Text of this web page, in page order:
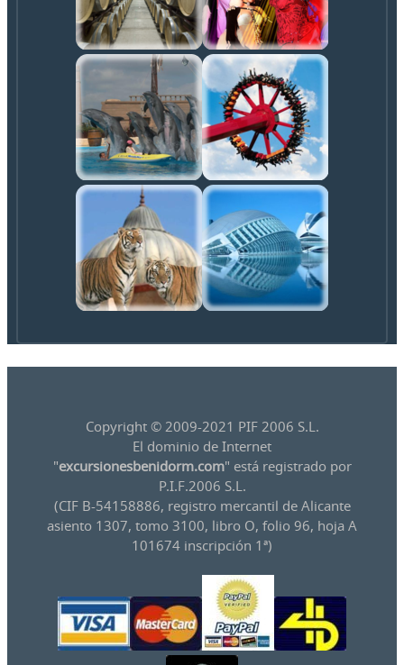
Copyright © 2009-2021 PIF 2006 S.L.
El dominio de Internet
"excursionesbenidorm.com" está registrado por
P.I.F.2006 S.L.
(CIF B-54158886, registro mercantil de Alicante
asiento 1307, tomo 3100, libro O, folio 96, hoja A
101674 inscripción 1ª)